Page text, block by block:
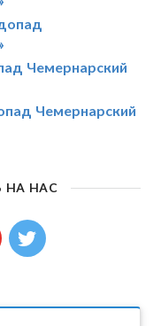
Чемернарский
Чемернарский
НА НАС